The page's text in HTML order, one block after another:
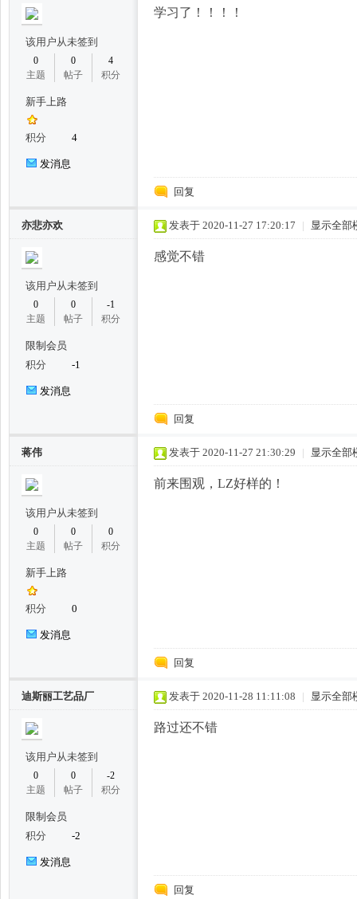
该用户从未签到
0
主题
0
帖子
4
积分
新手上路
积分 4
发消息
学习了！！！！
回复
亦悲亦欢
该用户从未签到
0
主题
0
帖子
-1
积分
限制会员
积分
-1
发消息
发表于 2020-11-27 17:20:17 | 显示全部
感觉不错
回复
蒋伟
该用户从未签到
0
主题
0
帖子
0
积分
新手上路
积分 0
发消息
发表于 2020-11-27 21:30:29 | 显示全部
前来围观，LZ好样的！
回复
迪斯丽工艺品厂
该用户从未签到
0
主题
0
帖子
-2
积分
限制会员
积分
-2
发消息
发表于 2020-11-28 11:11:08 | 显示全部
路过还不错
回复